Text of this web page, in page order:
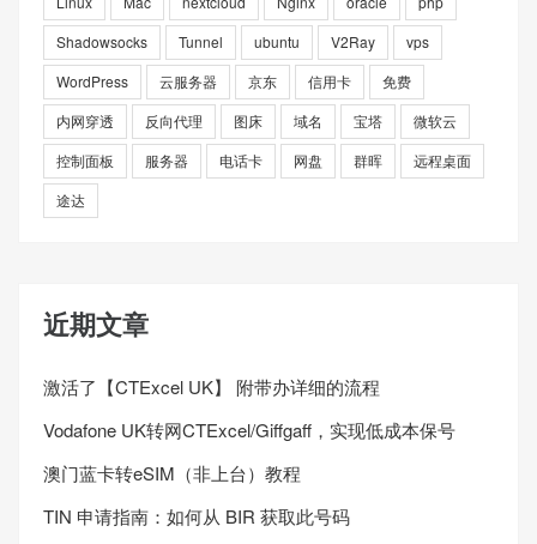
Shadowsocks
Tunnel ubuntu V2Ray
vps
WordPress
云服务器 京东 信用卡
免费
内网穿透
反向代理 图床 域名 宝塔
微软云
控制面板
服务器 电话卡 网盘 群晖
远程桌面
途达
近期文章
激活了【CTExcel UK】 附带办详细的流程
Vodafone UK转网CTExcel/Giffgaff，实现低成本保号
澳门蓝卡转eSIM（非上台）教程
TIN 申请指南：如何从 BIR 获取此号码